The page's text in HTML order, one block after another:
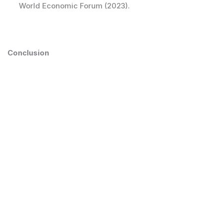
World Economic Forum (2023).
Conclusion